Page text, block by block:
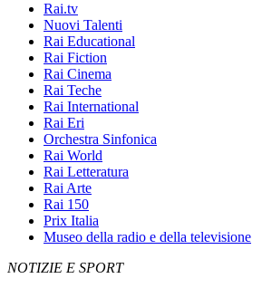
Rai.tv
Nuovi Talenti
Rai Educational
Rai Fiction
Rai Cinema
Rai Teche
Rai International
Rai Eri
Orchestra Sinfonica
Rai World
Rai Letteratura
Rai Arte
Rai 150
Prix Italia
Museo della radio e della televisione
NOTIZIE E SPORT